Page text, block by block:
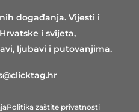
događanja. Vijesti i
i svijeta,
ljubavi i putovanjima.
Politika zaštite privatnosti